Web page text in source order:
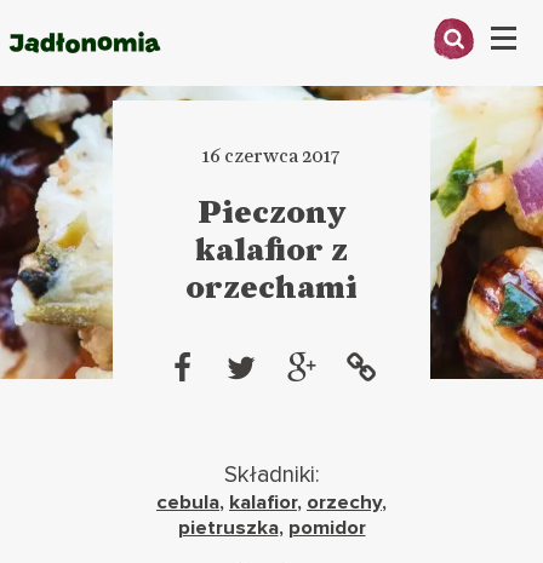
Menu
ARTYKUŁY
KSIĄŻKI
KONTAKT
16 czerwca 2017
Pieczony
kalafior z
orzechami
Składniki:
cebula, kalafior, orzechy,
pietruszka, pomidor